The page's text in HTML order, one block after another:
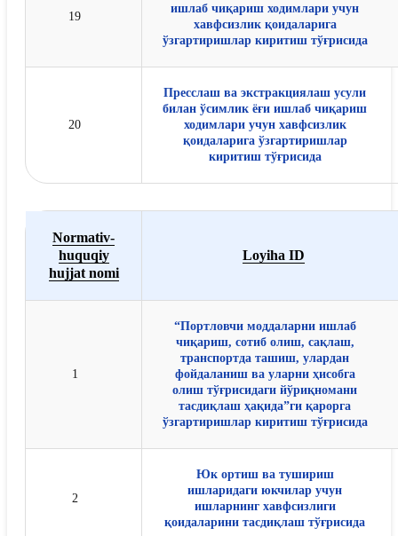
19
ишлаб чиқариш ходимлари учун
хавфсизлик қоидаларига
ўзгартиришлар киритиш тўғрисида
20
Пресслаш ва экстракциялаш усули
билан ўсимлик ёғи ишлаб чиқариш
ходимлари учун хавфсизлик
қоидаларига ўзгартиришлар
киритиш тўғрисида
Normativ-
huquqiy
hujjat nomi
Loyiha ID
1
“Портловчи моддаларни ишлаб
чиқариш, сотиб олиш, сақлаш,
транспортда ташиш, улардан
фойдаланиш ва уларни ҳисобга
олиш тўғрисидаги йўриқномани
тасдиқлаш ҳақида”ги қарорга
ўзгартиришлар киритиш тўғрисида
2
Юк ортиш ва тушириш
ишларидаги юкчилар учун
ишларнинг хавфсизлиги
қоидаларини тасдиқлаш тўғрисида